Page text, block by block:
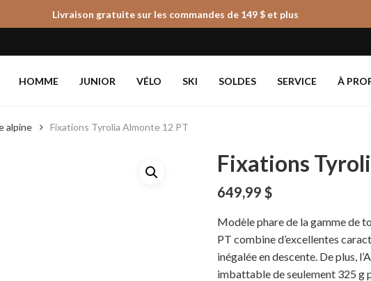
Livraison gratuite sur les commandes de 149 $ et plus
HOMME JUNIOR VÉLO SKI SOLDES SERVICE À
alpine Fixations Tyrolia Almonte 12 PT
Fixations
649,99$
Modèle phare de la gamme de
PT combine d’excellentes
inégalée en descente. De plus,
imbattable de seulement 325